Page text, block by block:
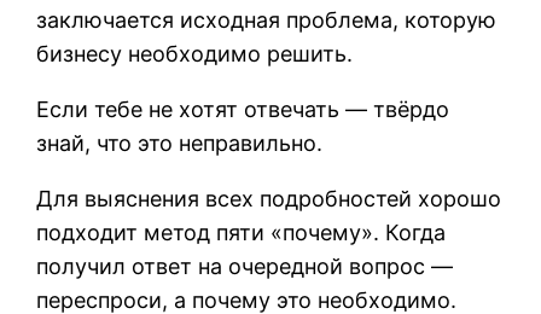
заключается исходная проблема, которую
бизнесу необходимо решить.
Если тебе не хотят отвечать — твёрдо
знай, что это неправильно.
Для выяснения всех подробностей хорошо
подходит метод пяти «почему». Когда
получил ответ на очередной вопрос —
переспроси, а почему это необходимо.